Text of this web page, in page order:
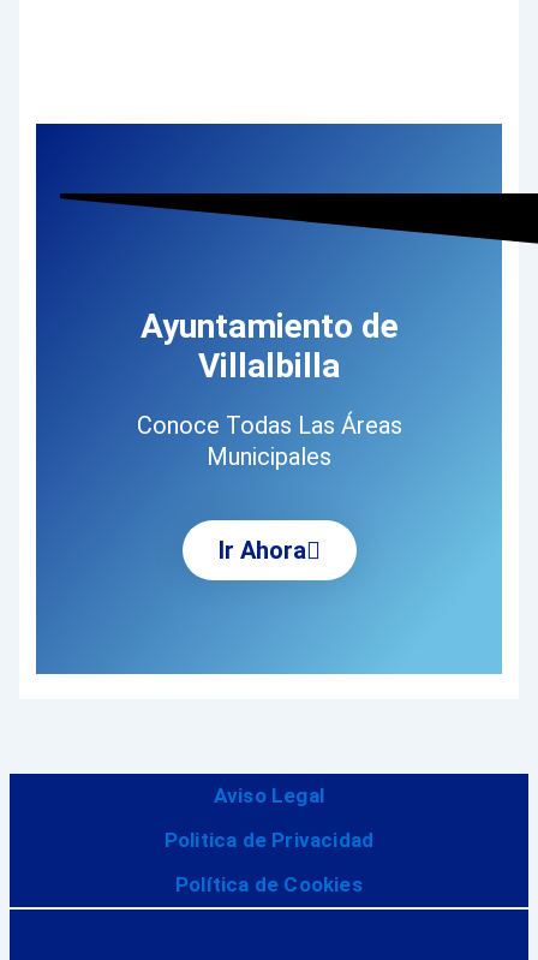
Ayuntamiento de
Villalbilla
Conoce Todas Las Áreas
Municipales
Ir Ahora
Aviso Legal
Politica de Privacidad
Política de Cookies